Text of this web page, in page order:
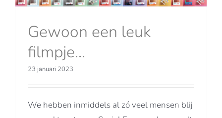
Gewoon een leuk
filmpje…
23 januari 2023
We hebben inmiddels al zó veel mensen blij